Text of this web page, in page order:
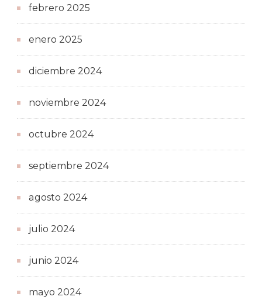
febrero 2025
enero 2025
diciembre 2024
noviembre 2024
octubre 2024
septiembre 2024
agosto 2024
julio 2024
junio 2024
mayo 2024